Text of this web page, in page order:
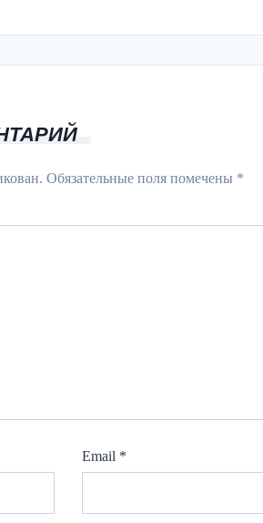
Обязательные поля помечены *
Email *